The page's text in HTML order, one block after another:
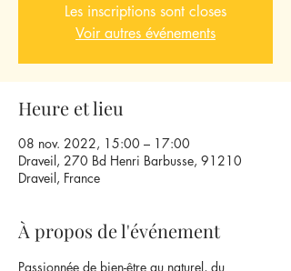
Les inscriptions sont closes
Voir autres événements
Heure et lieu
08 nov. 2022, 15:00 – 17:00
Draveil, 270 Bd Henri Barbusse, 91210
Draveil, France
À propos de l'événement
Passionnée de bien-être au naturel, du